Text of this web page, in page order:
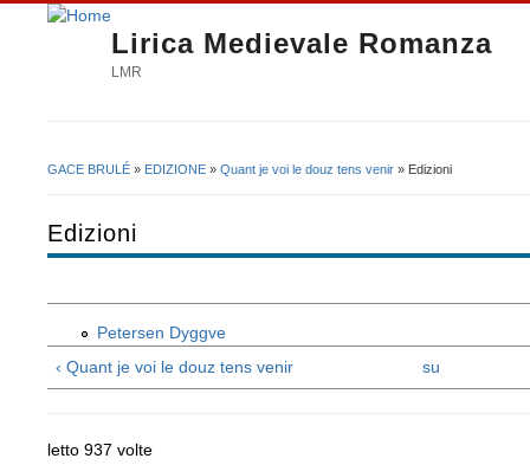
Lirica Medievale Romanza
LMR
GACE BRULÉ » EDIZIONE » Quant je voi le douz tens venir » Edizioni
Edizioni
Petersen Dyggve
‹ Quant je voi le douz tens venir
su
letto 937 volte